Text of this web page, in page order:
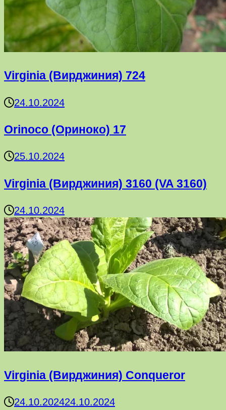
Virginia (Вирджиния) 724
24.10.2024
Orinoco (Ориноко) 17
25.10.2024
Virginia (Вирджиния) 3160 (VA 3160)
24.10.2024
Virginia (Вирджиния) Conqueror
24.10.202424.10.2024